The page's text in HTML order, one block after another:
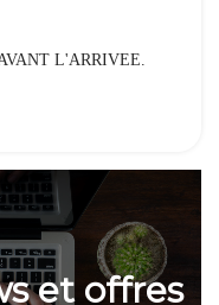
L'ARRIVEE.
et offres